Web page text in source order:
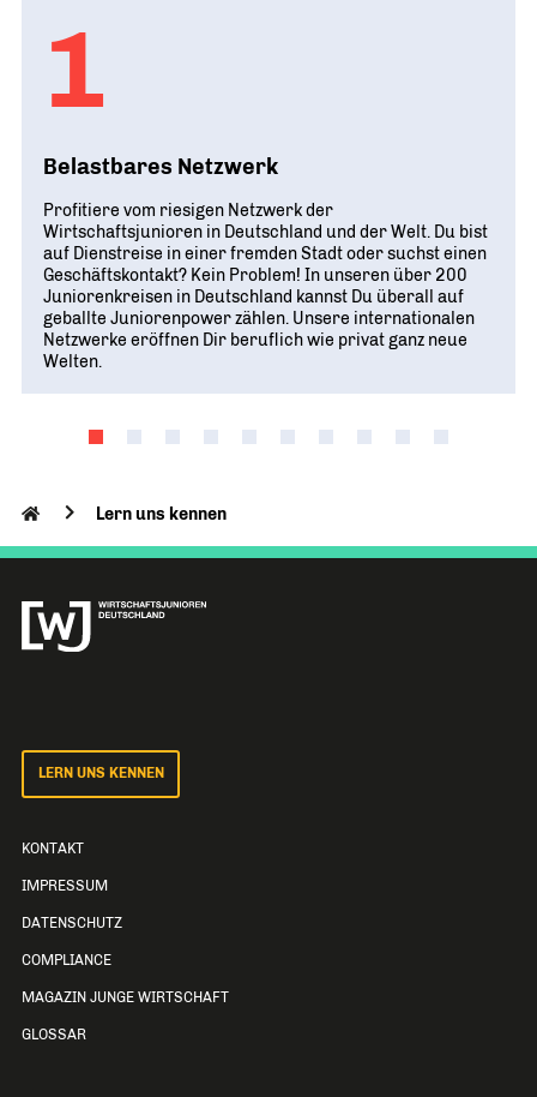
1
Belastbares Netzwerk
Profitiere vom riesigen Netzwerk der
Wirtschaftsjunioren in Deutschland und der Welt. Du bist
auf Dienstreise in einer fremden Stadt oder suchst einen
Geschäftskontakt? Kein Problem! In unseren über 200
Juniorenkreisen in Deutschland kannst Du überall auf
geballte Juniorenpower zählen. Unsere internationalen
Netzwerke eröffnen Dir beruflich wie privat ganz neue
Welten.
Lern uns kennen
LERN UNS KENNEN
KONTAKT
IMPRESSUM
DATENSCHUTZ
COMPLIANCE
MAGAZIN JUNGE WIRTSCHAFT
GLOSSAR